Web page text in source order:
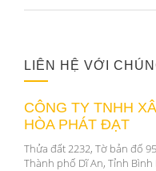
LIÊN HỆ VỚI
CÔNG TY TNHH
HÒA PHÁT ĐẠT
Thửa đất 2232, Tờ bản đố
Thành phố Dĩ An, Tỉnh Bình